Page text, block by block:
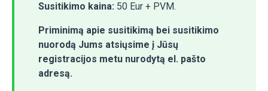
Susitikimo kaina: 50 Eur + PVM.
Priminimą apie susitikimą bei susitikimo
nuorodą Jums atsiųsime į Jūsų
registracijos metu nurodytą el. pašto
adresą.